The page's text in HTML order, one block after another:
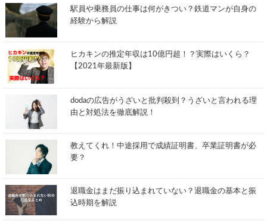
駅員や乗務員の仕事は何がきつい？鉄道マンが自身の
経験から解説
ヒカキンの推定年収は10億円超！？実際はいくら？
【2021年最新版】
dodaの広告がうざいと批判殺到？うざいと言われる理
由と対処法を徹底解説！
教えてくれ！中途採用で成績証明書、卒業証明書が必
要？
退職金はまだ振り込まれていない？退職金の基本と振
込時期を解説